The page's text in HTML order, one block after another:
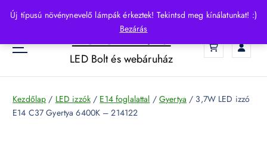
Új típusú növénynevelő lámpák érkeztek! Tekintsd meg kínálatunkat! :)
Bezárás
p
o
HelloLED.hu
LED Bolt és webáruház
Kezdőlap / LED izzók/ E14 foglalattal / Gyertya / 3,7W LED izzó
E14 C37 Gyertya 6400K – 214122